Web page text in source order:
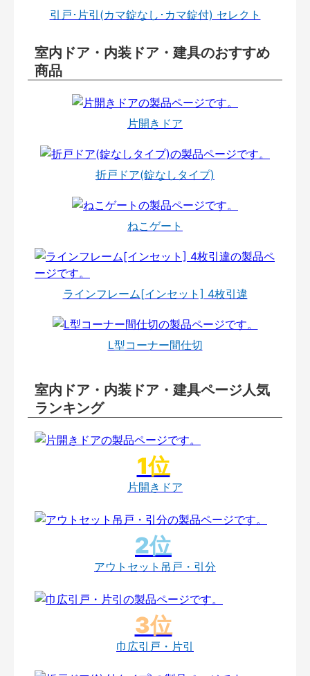
引戸･片引(カマ錠なし･カマ錠付) セレクト
室内ドア・内装ドア・建具のおすすめ
商品
片開きドア
折戸ドア(錠なしタイプ)
ねこゲート
ラインフレーム[インセット] 4枚引違
L型コーナー間仕切
室内ドア・内装ドア・建具ページ人気
ランキング
片開きドア
アウトセット吊戸・引分
巾広引戸・片引